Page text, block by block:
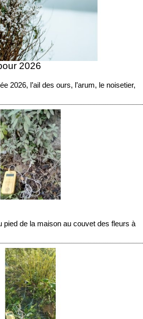
2026
2026, l’ail des ours, l’arum, le noisetier,
pied de la maison au couvet des fleurs à